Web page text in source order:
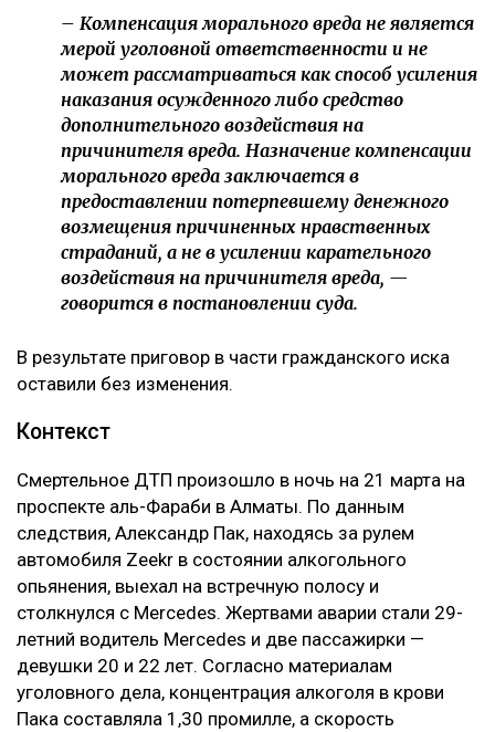
– Компенсация морального вреда не является
мерой уголовной ответственности и не
может рассматриваться как способ усиления
наказания осужденного либо средство
дополнительного воздействия на
причинителя вреда. Назначение компенсации
морального вреда заключается в
предоставлении потерпевшему денежного
возмещения причиненных нравственных
страданий, а не в усилении карательного
воздействия на причинителя вреда, —
говорится в постановлении суда.
В результате приговор в части гражданского иска
оставили без изменения.
Контекст
Смертельное ДТП произошло в ночь на 21 марта на
проспекте аль-Фараби в Алматы. По данным
следствия, Александр Пак, находясь за рулем
автомобиля Zeekr в состоянии алкогольного
опьянения, выехал на встречную полосу и
столкнулся с Mercedes. Жертвами аварии стали 29-
летний водитель Mercedes и две пассажирки —
девушки 20 и 22 лет. Согласно материалам
уголовного дела, концентрация алкоголя в крови
Пака составляла 1,30 промилле, а скорость